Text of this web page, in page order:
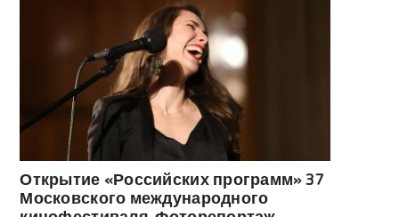
Открытие «Российских программ» 37
Московского международного